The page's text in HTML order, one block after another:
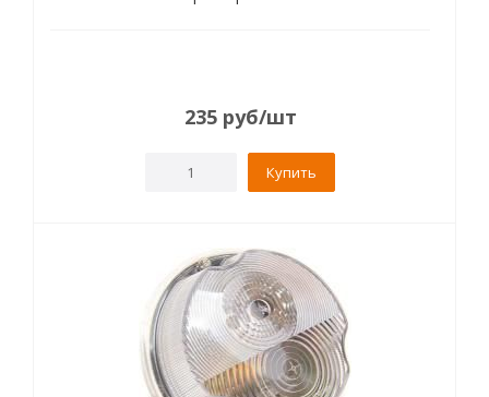
235 руб/шт
Купить